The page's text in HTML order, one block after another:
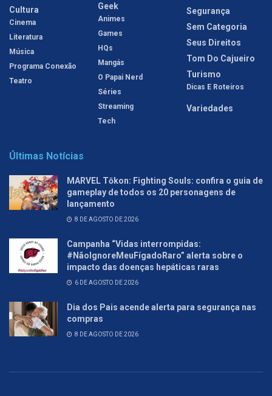
Cultura
Cinema
Literatura
Música
Programa Conexão
Teatro
Geek
Animes
Games
HQs
Mangás
O Papai Nerd
Séries
Streaming
Tech
Segurança
Sem Categoria
Seus Direitos
Tom Do Cajueiro
Turismo
Dicas E Roteiros
Variedades
Últimas Notícias
MARVEL Tōkon: Fighting Souls: confira o guia de
gameplay de todos os 20 personagens de
lançamento
8 DE AGOSTO DE 2026
Campanha “Vidas interrompidas:
#NãoIgnoreMeuFígadoRaro” alerta sobre o
impacto das doenças hepáticas raras
6 DE AGOSTO DE 2026
Dia dos Pais acende alerta para segurança nas
compras
8 DE AGOSTO DE 2026